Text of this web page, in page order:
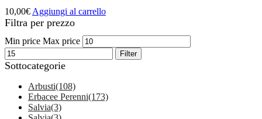
10,00€ Aggiungi al carrello
Filtra per prezzo
Min price Max price
Filter
Sottocategorie
Arbusti(108)
Erbacee Perenni(173)
Salvia(3)